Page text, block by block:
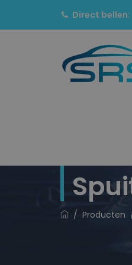
Direct bellen:
/ Producten